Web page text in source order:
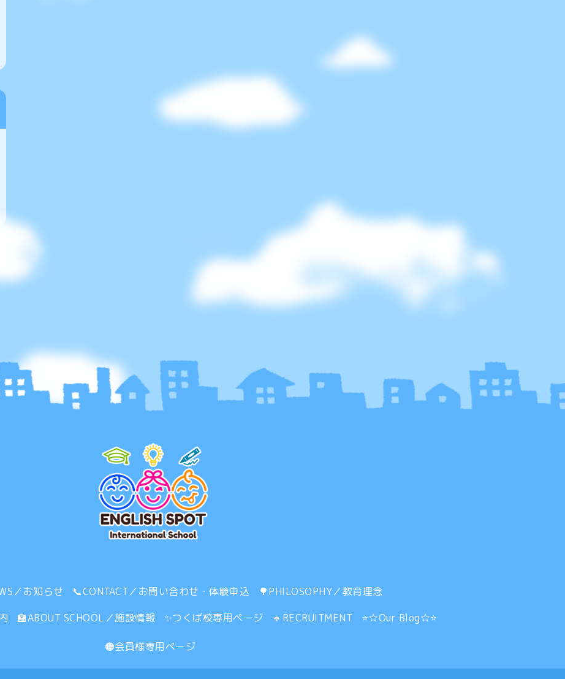
／お知らせ 📞CONTACT／お問い合わせ・体験申込
🌳PHILOSOPHY／教育理念
🏫ABOUT SCHOOL／施設情報 ✨つくば校専用ページ 🔹RECRUITMENT ⭐☆Our Blog☆⭐
🟠会員様専用ページ